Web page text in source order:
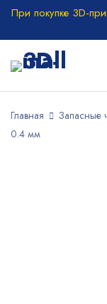
При покупке 3D-
Главная Запасные
0.4 мм